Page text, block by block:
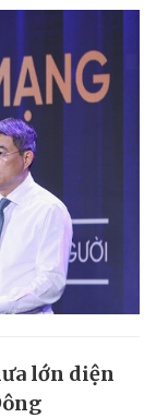
lớn diện